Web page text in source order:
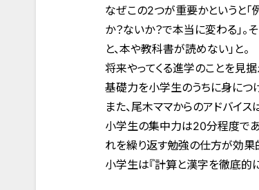
なぜこの2つが重要かというと
か？ないか？で本当に変わる」
と、本や教科書が読めない」と。
将来やってくる進学のことを見
基礎力を小学生のうちに身につ
また、尾木ママからのアドバイス
小学生の集中力は20分程度であ
れを繰り返す勉強の仕方が効果
小学生は『計算と漢字を徹底的に